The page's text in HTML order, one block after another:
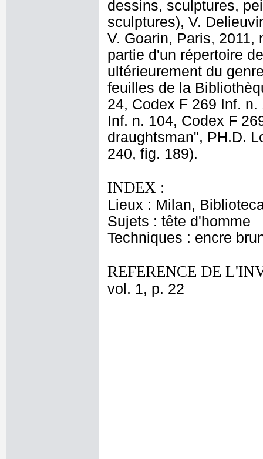
dessins, sculptures,
sculptures), V.
V. Goarin, Paris, 2011,
partie d'un répertoire
ultérieurement du
feuilles de la
24, Codex F 269 Inf.
Inf. n. 104, Codex F
draughtsman", PH.D.
240, fig. 189).
INDEX :
Lieux : Milan,
Sujets : tête d'homme
Techniques : encre
REFERENCE DE
vol. 1, p. 22